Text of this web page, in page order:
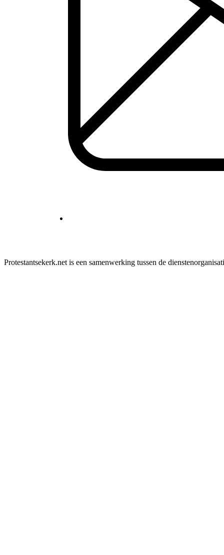
Protestantsekerk.net is een samenwerking tussen de